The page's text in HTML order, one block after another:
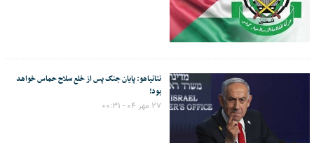
نتانیاهو: پایان جنگ پس از خلع سلاح حماس خواهد
بود!
۲۷ مهر ۰۴ - ۰۰:۳۱